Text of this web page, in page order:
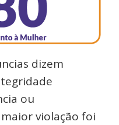
dizem
ou
violação foi